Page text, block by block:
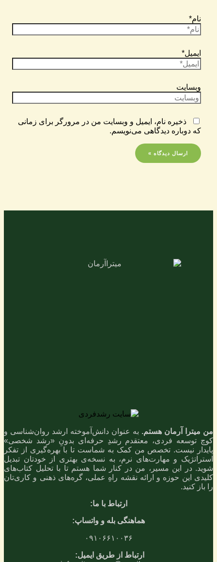
نام*
ایمیل*
وبسایت
ذخیره نام، ایمیل و وبسایت من در مرورگر برای زمانی
که دوباره دیدگاهی می‌نویسم.
من میترا آرمان هستم. به عنوان دانش‌آموخته ارشد روان‌شناسی و
کوچ توسعه فردی، معتقدم رشدِ حرفه‌ای بدونِ «رشد شخصی»
پایدار نیست. تخصص من کمک به شماست تا با بهره‌گیری از تفکر
استراتژیک و مهارت‌های نرم، به نسخه‌ی بهتری از خودتان تبدیل
شوید. در این مسیر، من در کنار شما هستم تا با تحلیل کتاب‌های
کلیدی این حوزه و ارائه نقشه راهِ عملی، گره‌های ذهنی و کاری‌تان
را باز کنید.
ارتباط با ما:
هماهنگی بله و واتساپ:
۰۹۱۰۶۶۱۰۰۳۶
ارتباط از طریق ایمیل: